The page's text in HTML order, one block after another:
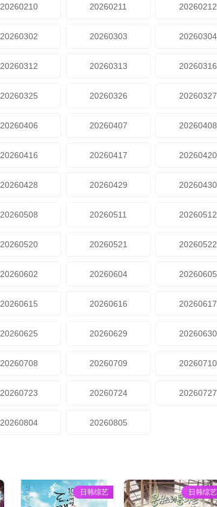
20260210 20260211 20260212
20260302 20260303 20260304
20260312 20260313 20260316
20260325 20260326 20260327
20260406 20260407 20260408
20260416 20260417 20260420
20260428 20260429 20260430
20260508 20260511 20260512
20260520 20260521 20260522
20260602 20260604 20260605
20260615 20260616 20260617
20260625 20260629 20260630
20260708 20260709 20260710
20260723 20260724 20260727
20260804 20260805
日韩综艺 日韩综艺